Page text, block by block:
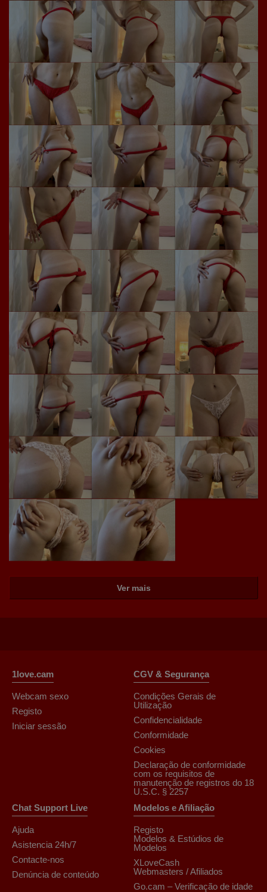
Ver mais
1love.cam
Webcam sexo
Registo
Iniciar sessão
CGV & Segurança
Condições Gerais de
Utilização
Confidencialidade
Conformidade
Cookies
Declaração de conformidade
com os requisitos de
manutenção de registros do 18
U.S.C. § 2257
Chat Support Live
Ajuda
Asistencia 24h/7
Contacte-nos
Denúncia de conteúdo
Modelos e Afiliação
Registo
Modelos & Estúdios de
Modelos
XLoveCash
Webmasters / Afiliados
Go.cam – Verificação de idade